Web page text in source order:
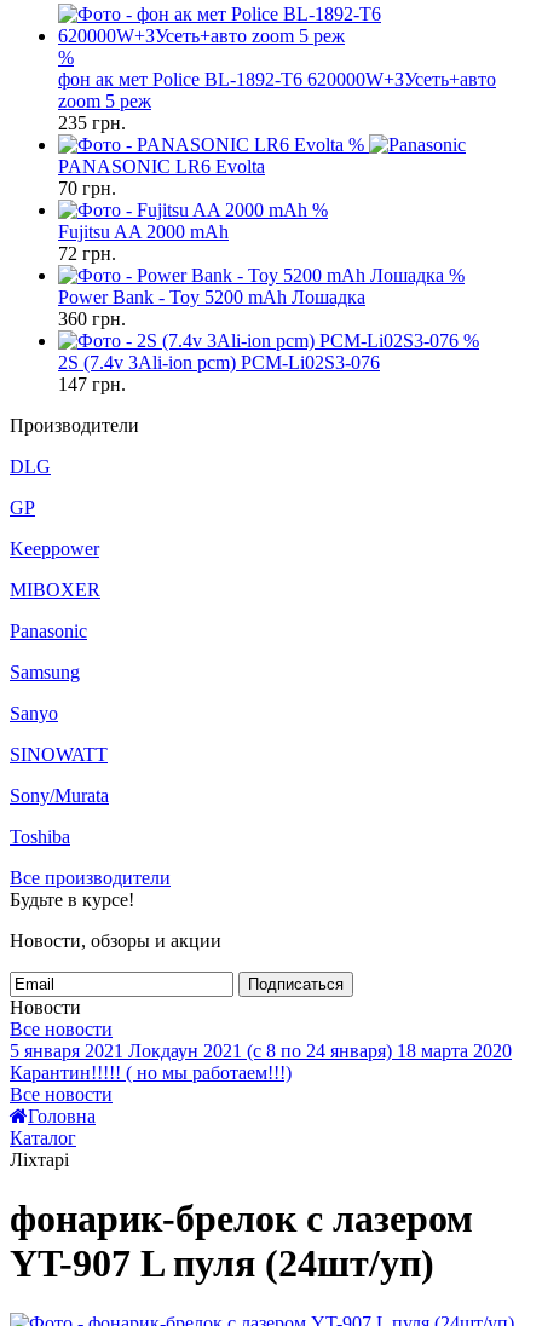
%
фон ак мет Police BL-1892-T6 620000W+ЗУсеть+авто
zoom 5 реж
235 грн.
%
PANASONIC LR6 Evolta
70 грн.
%
Fujitsu AA 2000 mAh
72 грн.
%
Power Bank - Toy 5200 mAh Лошадка
360 грн.
%
2S (7.4v 3Ali-ion pcm) PCM-Li02S3-076
147 грн.
Производители
DLG
GP
Keeppower
MIBOXER
Panasonic
Samsung
Sanyo
SINOWATT
Sony/Murata
Toshiba
Все производители
Будьте в курсе!
Новости, обзоры и акции
Подписаться
Новости
Все новости
5 января 2021 Локдаун 2021 (с 8 по 24 января) 18 марта 2020
Карантин!!!!! ( но мы работаем!!!)
Все новости
Головна
Каталог
Ліхтарі
фонарик-брелок с лазером
YT-907 L пуля (24шт/уп)